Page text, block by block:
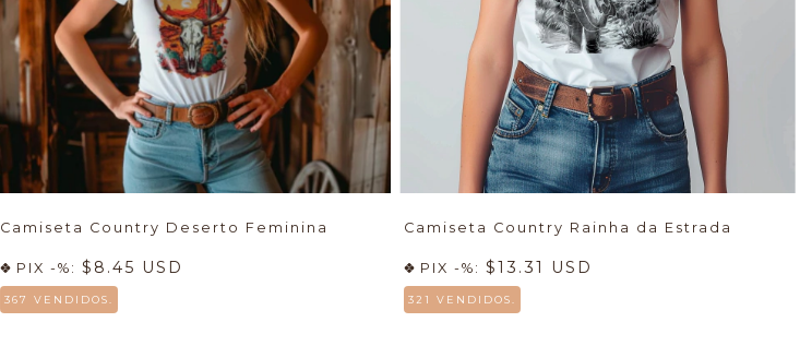
Camiseta Country Deserto Feminina
PIX -%: $8.45 USD
367 VENDIDOS.
Camiseta Country Rainha da Estrada
PIX -%:$13.31 USD
321 VENDIDOS.